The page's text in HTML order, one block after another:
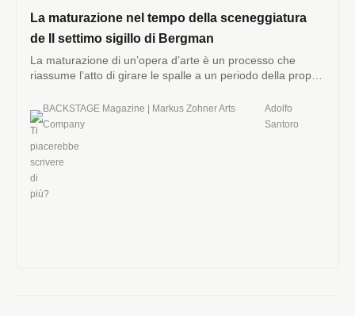
La maturazione nel tempo della sceneggiatura
de Il settimo sigillo di Bergman
La maturazione di un’opera d’arte è un processo che
riassume l’atto di girare le spalle a un periodo della propria
BACKSTAGE Magazine | Markus Zohner Arts
Company
Adolfo
Santoro